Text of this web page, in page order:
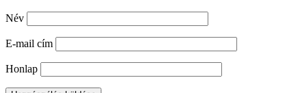
Név
E-mail cím
Honlap